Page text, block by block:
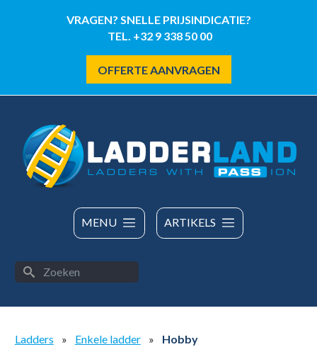
VRAGEN? SNELLE PRIJSINDICATIE?
TEL. +32 9 338 50 00
OFFERTE AANVRAGEN
MENU ARTIKELS
Ladders » Enkele ladder » Hobby